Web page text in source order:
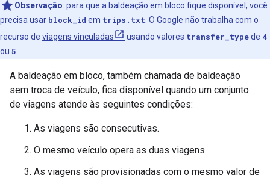
Observação: para que a baldeação em bloco fique disponível, você
precisa usar block_id em trips.txt . O Google não trabalha com o
recurso de viagens vinculadas usando valores transfer_typede 4
ou 5
A baldeação em bloco, também chamada de baldeação
sem troca de veículo, fica disponível quando um conjunto
de viagens atende às seguintes condições:
As viagens são consecutivas.
O mesmo veículo opera as duas viagens.
As viagens são provisionadas com o mesmo valor de